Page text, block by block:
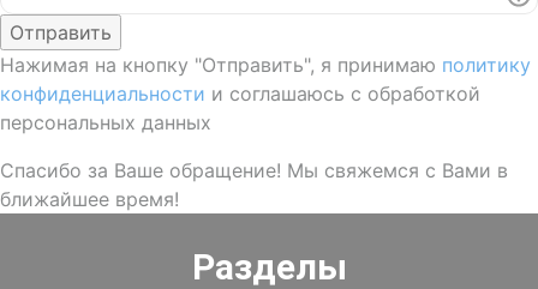
Отправить
Нажимая на кнопку "Отправить", я принимаю политику
конфиденциальности и соглашаюсь с обработкой
персональных данных
Спасибо за Ваше обращение! Мы свяжемся с Вами в
ближайшее время!
Разделы